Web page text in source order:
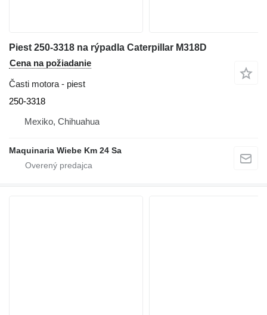
Piest 250-3318 na rýpadla Caterpillar M318D
Cena na požiadanie
Časti motora - piest
250-3318
Mexiko, Chihuahua
Maquinaria Wiebe Km 24 Sa